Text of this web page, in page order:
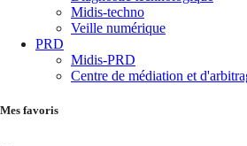
Midis-techno
Veille numérique
PRD
Midis-PRD
Centre de médiation et
Mes favoris